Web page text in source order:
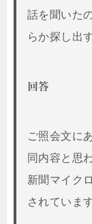
話を聞いた
らか探し出
回答
ご照会文に
同内容と思
新聞マイク
されています